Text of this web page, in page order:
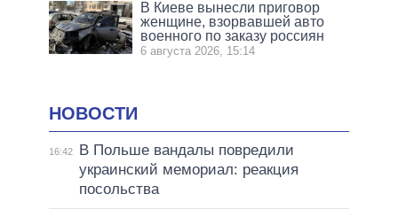
В Киеве вынесли приговор
женщине, взорвавшей авто
военного по заказу россиян
6 августа 2026, 15:14
НОВОСТИ
16:42
В Польше вандалы повредили
украинский мемориал: реакция
посольства